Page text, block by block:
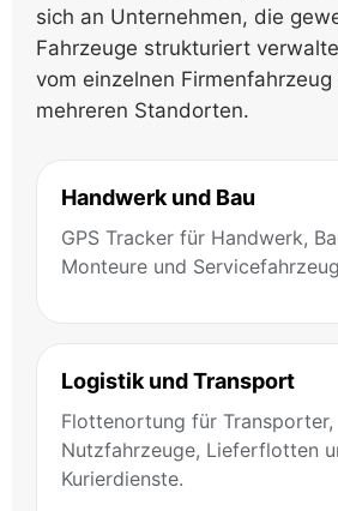
sich an Unternehmen, die
Fahrzeuge strukturiert
vom einzelnen
mehreren Standorten.
Handwerk und Bau
GPS Tracker für Handwerk,
Monteure und
Logistik und Transport
Flottenortung für Transporter,
Nutzfahrzeuge, Lieferflotten
Kurierdienste.